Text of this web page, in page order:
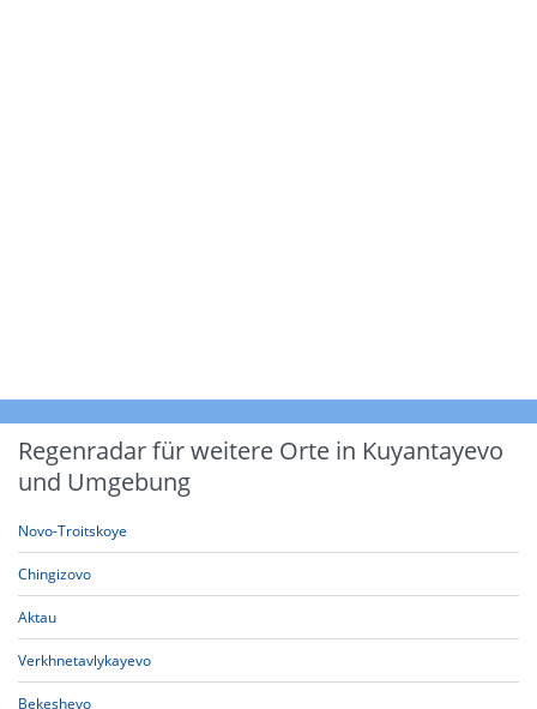
Regenradar für weitere Orte in Kuyantayevo
und Umgebung
Novo-Troitskoye
Chingizovo
Aktau
Verkhnetavlykayevo
Bekeshevo